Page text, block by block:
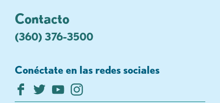
Contacto
(360) 376-3500
Conéctate en las redes sociales